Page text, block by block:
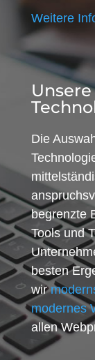
Weitere
Die
begrenzte
Tools und
besten
wir
modernes
allen